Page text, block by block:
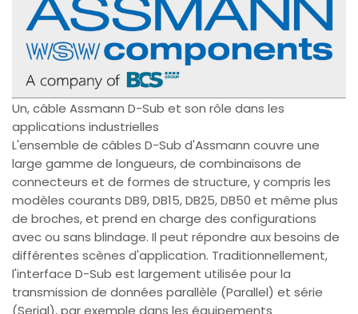
Un, câble Assmann D-Sub et son rôle dans les
applications industrielles
L'ensemble de câbles D-Sub d'Assmann couvre une
large gamme de longueurs, de combinaisons de
connecteurs et de formes de structure, y compris les
modèles courants DB9, DB15, DB25, DB50 et même plus
de broches, et prend en charge des configurations
avec ou sans blindage. Il peut répondre aux besoins de
différentes scènes d'application. Traditionnellement,
l'interface D-Sub est largement utilisée pour la
transmission de données parallèle (Parallel) et série
(Serial), par exemple dans les équipements